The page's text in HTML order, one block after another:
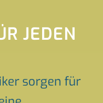
JEDEN
sorgen für